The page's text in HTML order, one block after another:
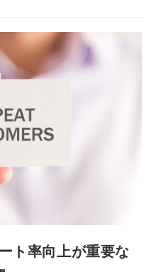
ト率向上が重要な